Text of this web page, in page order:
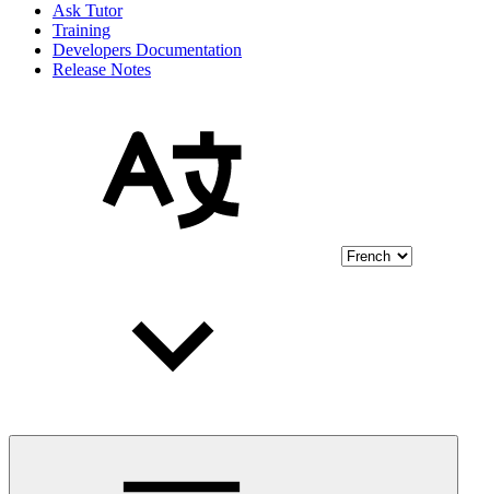
Ask Tutor
Training
Developers Documentation
Release Notes